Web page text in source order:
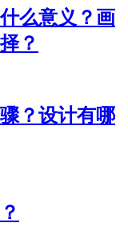
么意义？画
？
？设计有哪